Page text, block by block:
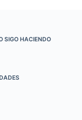
SIGO HACIENDO